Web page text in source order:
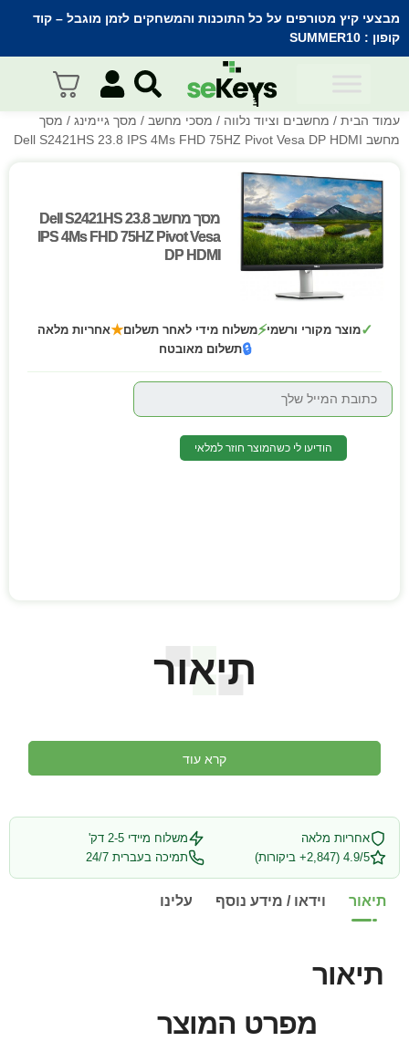
מבצעי קיץ מטורפים על כל התוכנות והמשחקים לזמן מוגבל – קוד
קופון : SUMMER10
עמוד הבית / מחשבים וציוד נלווה / מסכי מחשב / מסך גיימינג / מסך
מחשב Dell S2421HS 23.8 IPS 4Ms FHD 75HZ Pivot Vesa DP HDMI
מסך מחשב Dell S2421HS 23.8
IPS 4Ms FHD 75HZ Pivot Vesa
DP HDMI
מסך מחשב Dell S2421HS 23.8
IPS 4Ms FHD 75HZ Pivot Vesa
DP HDMI
✓מוצר מקורי ורשמי⚡משלוח מידי לאחר תשלום★אחריות מלאה
🔒תשלום מאובטח
הודיעו לי כשהמוצר חוזר למלאי
תיאור
קרא עוד
אחריות מלאה
משלוח מיידי 2-5 דק'
4.9/5 (2,847+ ביקורות)
תמיכה בעברית 24/7
תיאור וידאו / מידע נוסף עלינו
תיאור
מפרט המוצר